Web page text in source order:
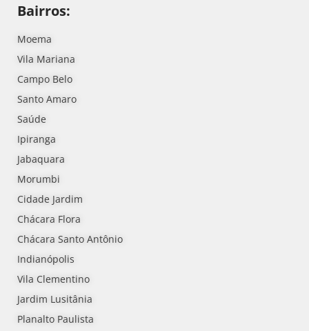
Bairros:
Moema
Vila Mariana
Campo Belo
Santo Amaro
Saúde
Ipiranga
Jabaquara
Morumbi
Cidade Jardim
Chácara Flora
Chácara Santo Antônio
Indianópolis
Vila Clementino
Jardim Lusitânia
Planalto Paulista